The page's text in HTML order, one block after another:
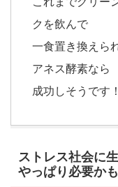
クを飲んで
一食置き換えら
アネス酵素なら
成功しそうです！
ストレス社会に
やっぱり必要か